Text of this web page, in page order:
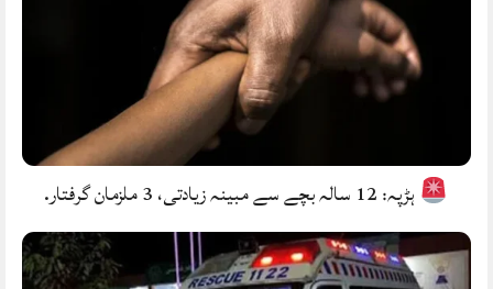
ہڑپہ: 12 سالہ بچے سے مبینہ زیادتی، 3 ملزمان گرفتار.